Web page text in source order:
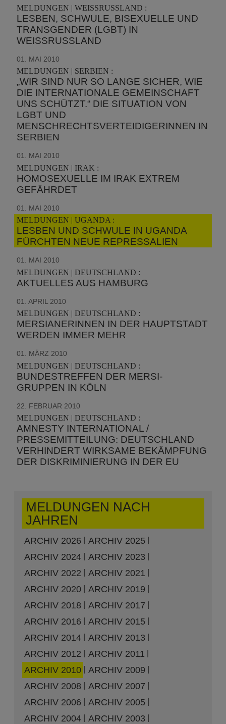
MELDUNGEN | WEISSRUSSLAND :
LESBEN, SCHWULE, BISEXUELLE UND
TRANSGENDER (LGBT) IN
WEISSRUSSLAND
01. MAI 2010
MELDUNGEN | SERBIEN :
„WIR SIND NUR SO LANGE SICHER, WIE
DIE INTERNATIONALE GEMEINSCHAFT
UNS SCHÜTZT.“ DIE SITUATION VON
LGBT UND
MENSCHRECHTSVERTEIDIGERINNEN IN
SERBIEN
01. MAI 2010
MELDUNGEN | IRAK :
HOMOSEXUELLE IM IRAK EXTREM
GEFÄHRDET
01. MAI 2010
MELDUNGEN | UGANDA :
LESBEN UND SCHWULE IN UGANDA
FÜRCHTEN NEUE REPRESSALIEN
01. MAI 2010
MELDUNGEN | DEUTSCHLAND :
AKTUELLES AUS HAMBURG
01. APRIL 2010
MELDUNGEN | DEUTSCHLAND :
MERSIANERINNEN IN DER HAUPTSTADT
WERDEN IMMER MEHR
01. MÄRZ 2010
MELDUNGEN | DEUTSCHLAND :
BUNDESTREFFEN DER MERSI-
GRUPPEN IN KÖLN
22. FEBRUAR 2010
MELDUNGEN | DEUTSCHLAND :
AMNESTY INTERNATIONAL /
PRESSEMITTEILUNG: DEUTSCHLAND
VERHINDERT WIRKSAME BEKÄMPFUNG
DER DISKRIMINIERUNG IN DER EU
MELDUNGEN NACH
JAHREN
ARCHIV 2026
ARCHIV 2025
ARCHIV 2024
ARCHIV 2023
ARCHIV 2022
ARCHIV 2021
ARCHIV 2020
ARCHIV 2019
ARCHIV 2018
ARCHIV 2017
ARCHIV 2016
ARCHIV 2015
ARCHIV 2014
ARCHIV 2013
ARCHIV 2012
ARCHIV 2011
ARCHIV 2010
ARCHIV 2009
ARCHIV 2008
ARCHIV 2007
ARCHIV 2006
ARCHIV 2005
ARCHIV 2004
ARCHIV 2003